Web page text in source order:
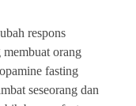
respons
membuat orang
fasting
seseorang dan